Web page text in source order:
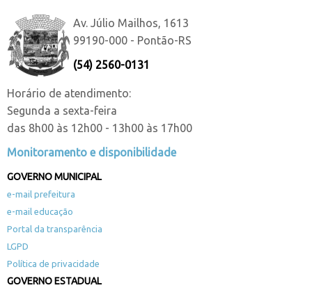
Av. Júlio Mailhos, 1613
99190-000 - Pontão-RS
(54) 2560-0131
Horário de atendimento:
Segunda a sexta-feira
das 8h00 às 12h00 - 13h00 às 17h00
Monitoramento e disponibilidade
GOVERNO MUNICIPAL
e-mail prefeitura
e-mail educação
Portal da transparência
LGPD
Política de privacidade
GOVERNO ESTADUAL